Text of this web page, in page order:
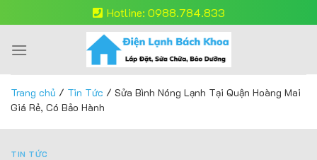
to
content
Hotline: 0988.784.833
Trang chủ / Tin Tức / Sửa Bình Nóng Lạnh Tại Quận Hoàng Mai
Giá Rẻ, Có Bảo Hành
TIN TỨC